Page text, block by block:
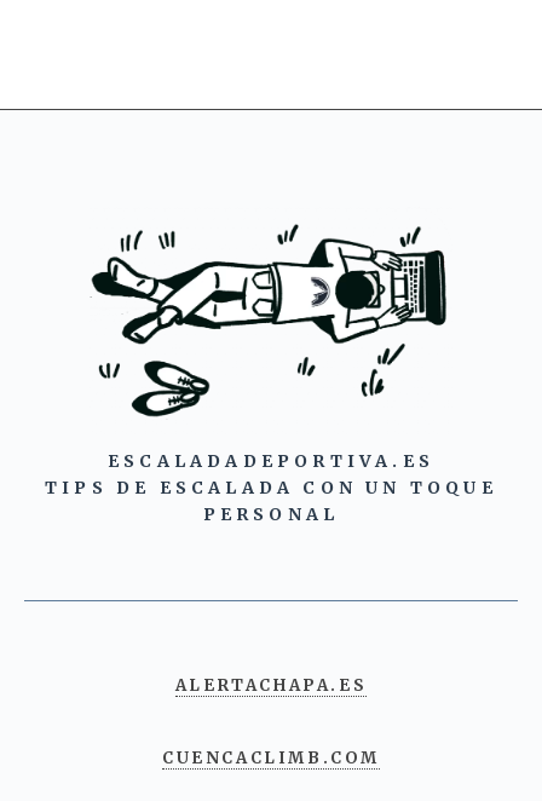
ESCALADADEPORTIVA.ES
TIPS DE ESCALADA CON UN TOQUE
PERSONAL
ALERTACHAPA.ES
CUENCACLIMB.COM